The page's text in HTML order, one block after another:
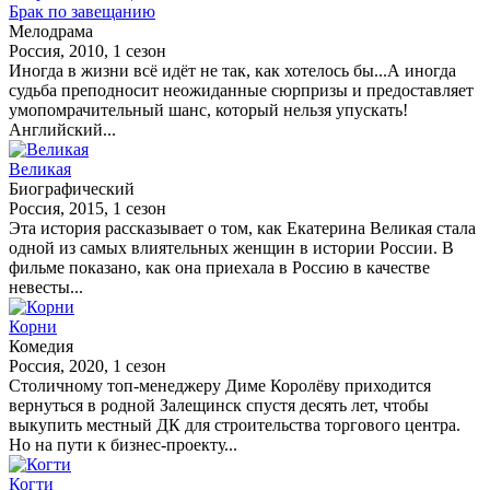
Брак по завещанию
Мелодрама
Россия, 2010, 1 сезон
Иногда в жизни всё идёт не так, как хотелось бы...А иногда
судьба преподносит неожиданные сюрпризы и предоставляет
умопомрачительный шанс, который нельзя упускать!
Английский...
Великая
Биографический
Россия, 2015, 1 сезон
Эта история рассказывает о том, как Екатерина Великая стала
одной из самых влиятельных женщин в истории России. В
фильме показано, как она приехала в Россию в качестве
невесты...
Корни
Комедия
Россия, 2020, 1 сезон
Столичному топ-менеджеру Диме Королёву приходится
вернуться в родной Залещинск спустя десять лет, чтобы
выкупить местный ДК для строительства торгового центра.
Но на пути к бизнес-проекту...
Когти